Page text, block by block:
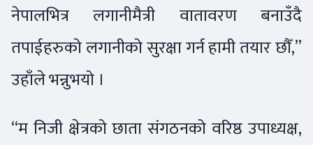
नेपालभित्र लगानीमैत्री वातावरण बनाउँदै
तपाईहरुको लगानीको सुरक्षा गर्न हामी तयार छौँ,”
उहाँले भन्नुभयो ।
“म निजी क्षेत्रको छाता संगठनको वरिष्ठ उपाध्यक्ष,